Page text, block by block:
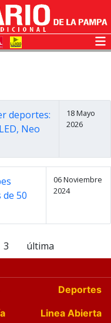
deportes:
Neo
18 Mayo
2026
50
06 Noviembre
2024
3 última
Deportes
Linea Abierta